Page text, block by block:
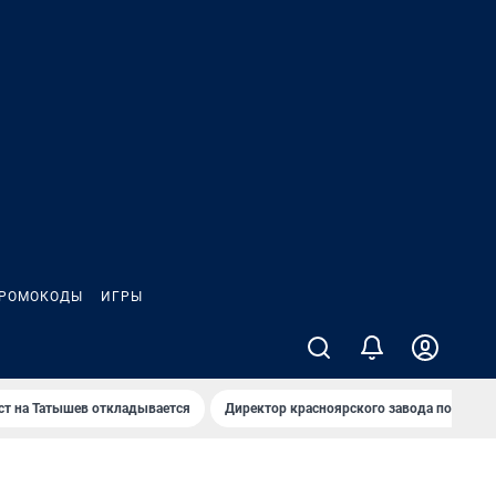
ИГРЫ
на Татышев откладывается Директор красноярского завода под